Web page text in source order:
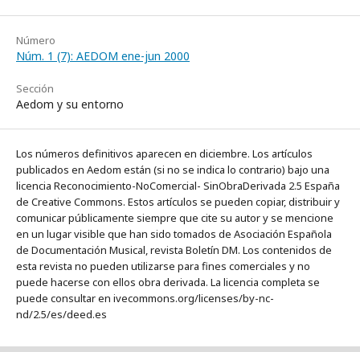
Número
Núm. 1 (7): AEDOM ene-jun 2000
Sección
Aedom y su entorno
Los números definitivos aparecen en diciembre. Los artículos
publicados en Aedom están (si no se indica lo contrario) bajo una
licencia Reconocimiento-NoComercial- SinObraDerivada 2.5 España
de Creative Commons. Estos artículos se pueden copiar, distribuir y
comunicar públicamente siempre que cite su autor y se mencione
en un lugar visible que han sido tomados de Asociación Española
de Documentación Musical, revista Boletín DM. Los contenidos de
esta revista no pueden utilizarse para fines comerciales y no
puede hacerse con ellos obra derivada. La licencia completa se
puede consultar en ivecommons.org/licenses/by-nc-
nd/2.5/es/deed.es